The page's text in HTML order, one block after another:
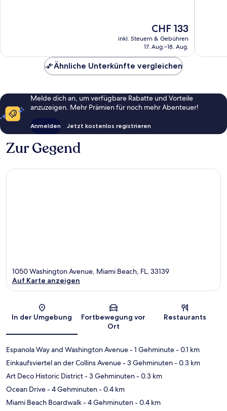
Der
Preis
beträgt
CHF 133
inkl. Steuern & Gebühren
17. Aug.–18. Aug.
Ähnliche Unterkünfte vergleichen
Melde dich an, um verfügbare Rabatte und Vorteile
anzuzeigen. Mehr Prämien für noch mehr Abenteuer!
Anmelden Jetzt kostenlos registrieren
Zur Gegend
Karte
1050 Washington Avenue, Miami Beach, FL, 33139
Auf Karte anzeigen
In der Umgebung
Fortbewegung vor
Ort
Restaurants
Espanola Way and Washington Avenue- 1 Gehminute- 0.1 km
Einkaufsviertel an der Collins Avenue- 3 Gehminuten- 0.3 km
Art Deco Historic District- 3 Gehminuten- 0.3 km
Ocean Drive- 4 Gehminuten- 0.4 km
Miami Beach Boardwalk- 4 Gehminuten- 0.4 km